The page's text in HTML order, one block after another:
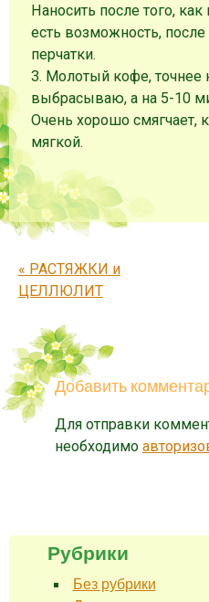
Наносить после того,
есть возможность,
перчатки.
3. Молотый кофе, точнее
выбрасываю, а на 5-10
Очень хорошо смягчает,
мягкой.
Запись навигация
« РАСТЯЖКИ и
ЦЕЛЛЮЛИТ
Добавить
Для отправки
необходимо
Рубрики
Без рубрики